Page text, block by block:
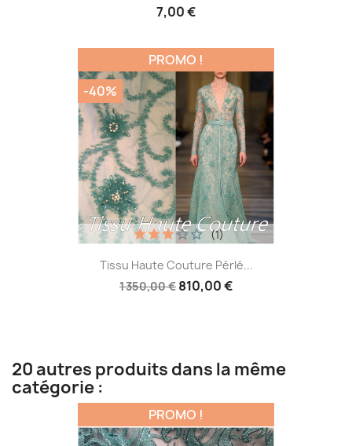
7,00 €
Tissu Haute Couture Pérlé...
1 350,00 € 810,00 €
(1)
PROMO !
-40%
20 autres produits dans la même
catégorie :
PROMO !